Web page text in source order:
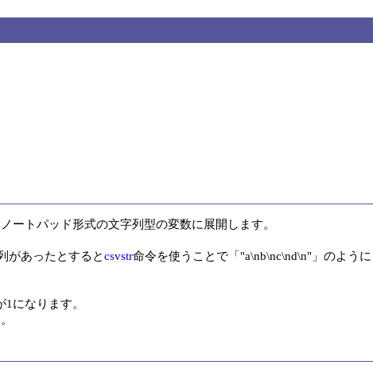
ートパッド形式の文字列型の変数に展開します。
があったとするとcsvstr命令を使うことで「"a\nb\nc\nd\n"」のよう
1になります。